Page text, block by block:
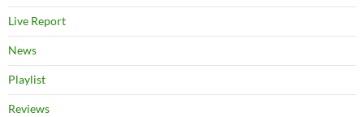
Live Report
News
Playlist
Reviews